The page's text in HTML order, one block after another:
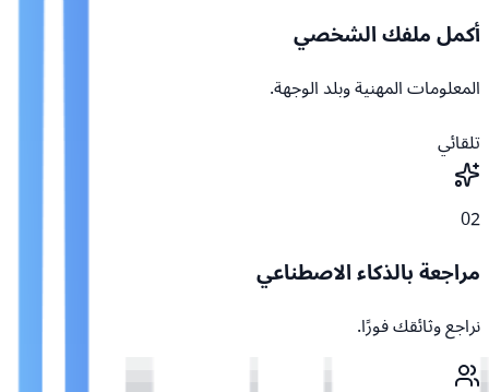
أكمل ملفك الشخصي
المعلومات المهنية وبلد الوجهة.
تلقائي
02
مراجعة بالذكاء الاصطناعي
نراجع وثائقك فورًا.